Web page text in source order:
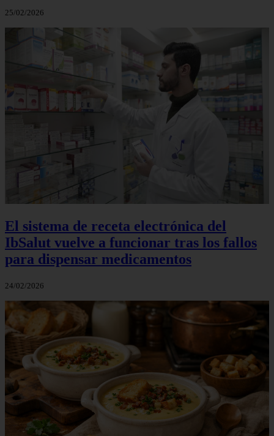
25/02/2026
El sistema de receta electrónica del
IbSalut vuelve a funcionar tras los fallos
para dispensar medicamentos
24/02/2026